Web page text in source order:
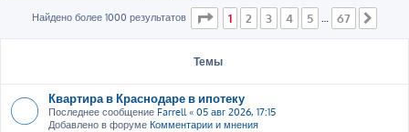
Найдено более 1000 результатов Страница из 67
1 2 3 4 5 67
Темы
Квартира в Краснодаре в ипотеку
Последнее сообщение Farrell « 05 авг 2026, 17:15
Добавлено в форуме Комментарии и мнения